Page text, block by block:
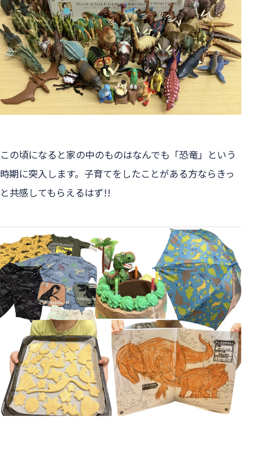
この頃になると家の中のものはなんでも「恐竜」という
時期に突入します。子育てをしたことがある方ならきっ
と共感してもらえるはず!!